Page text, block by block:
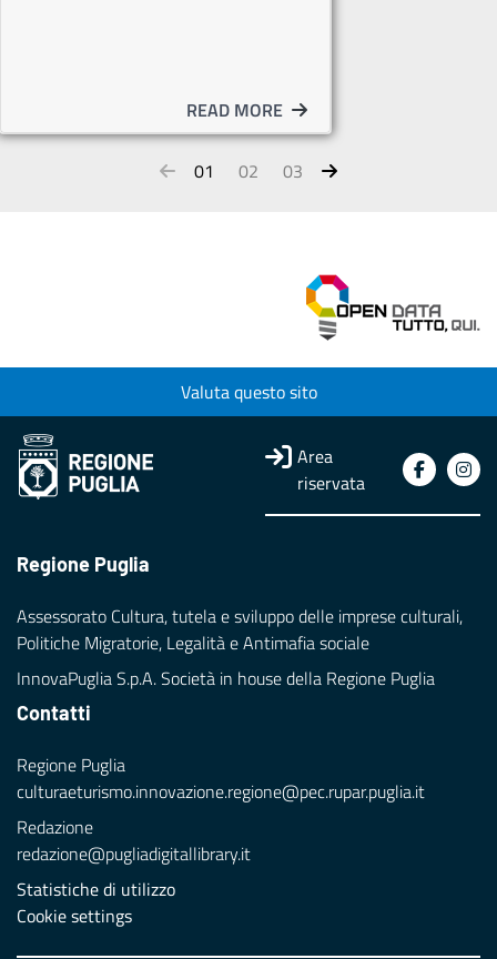
READ MORE
01 02 03
Valuta questo sito
Area
riservata
Regione Puglia
Assessorato Cultura, tutela e sviluppo delle imprese culturali,
Politiche Migratorie, Legalità e Antimafia sociale
InnovaPuglia S.p.A. Società in house della Regione Puglia
Contatti
Regione Puglia
culturaeturismo.innovazione.regione@pec.rupar.puglia.it
Redazione
redazione@pugliadigitallibrary.it
Statistiche di utilizzo
Cookie settings